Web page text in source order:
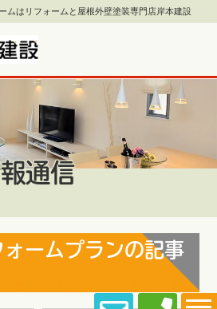
ムはリフォームと屋根外壁塗装専門店岸本建設
通信
ームプランの記事